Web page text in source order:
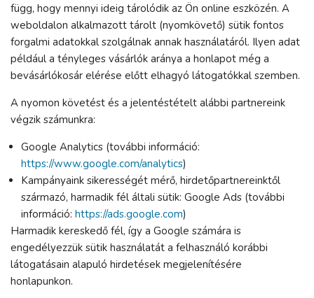
függ, hogy mennyi ideig tárolódik az Ön online eszközén. A
weboldalon alkalmazott tárolt (nyomkövető) sütik fontos
forgalmi adatokkal szolgálnak annak használatáról. Ilyen adat
például a tényleges vásárlók aránya a honlapot még a
bevásárlókosár elérése előtt elhagyó látogatókkal szemben.
A nyomon követést és a jelentéstételt alábbi partnereink
végzik számunkra:
Google Analytics (további információ:
https://www.google.com/analytics)
Kampányaink sikerességét mérő, hirdetőpartnereinktől
származó, harmadik fél általi sütik: Google Ads (további
információ: https://ads.google.com)
Harmadik kereskedő fél, így a Google számára is
engedélyezzük sütik használatát a felhasználó korábbi
látogatásain alapuló hirdetések megjelenítésére
honlapunkon.